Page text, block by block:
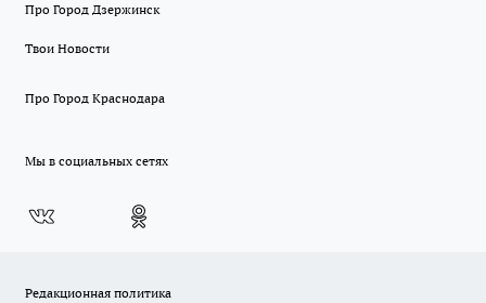
Про Город Дзержинск
Твои Новости
Про Город Краснодара
Мы в социальных сетях
Редакционная политика